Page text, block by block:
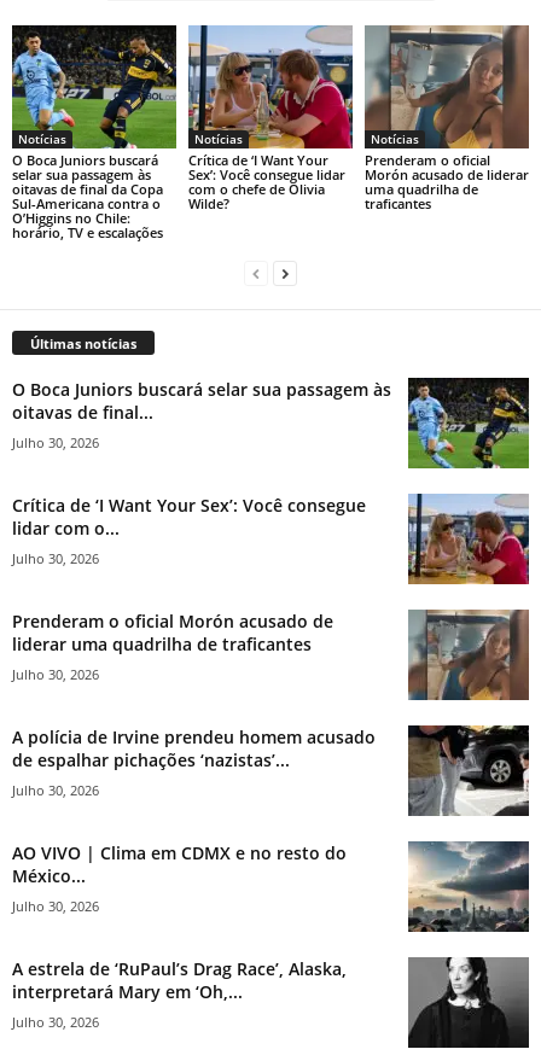
Notícias
O Boca Juniors buscará
selar sua passagem às
oitavas de final da Copa
Sul-Americana contra o
O’Higgins no Chile:
horário, TV e escalações
Notícias
Crítica de ‘I Want Your
Sex’: Você consegue lidar
com o chefe de Olivia
Wilde?
Notícias
Prenderam o oficial
Morón acusado de liderar
uma quadrilha de
traficantes
Últimas notícias
O Boca Juniors buscará selar sua passagem às
oitavas de final...
Julho 30, 2026
Crítica de ‘I Want Your Sex’: Você consegue
lidar com o...
Julho 30, 2026
Prenderam o oficial Morón acusado de
liderar uma quadrilha de traficantes
Julho 30, 2026
A polícia de Irvine prendeu homem acusado
de espalhar pichações ‘nazistas’...
Julho 30, 2026
AO VIVO | Clima em CDMX e no resto do
México...
Julho 30, 2026
A estrela de ‘RuPaul’s Drag Race’, Alaska,
interpretará Mary em ‘Oh,...
Julho 30, 2026